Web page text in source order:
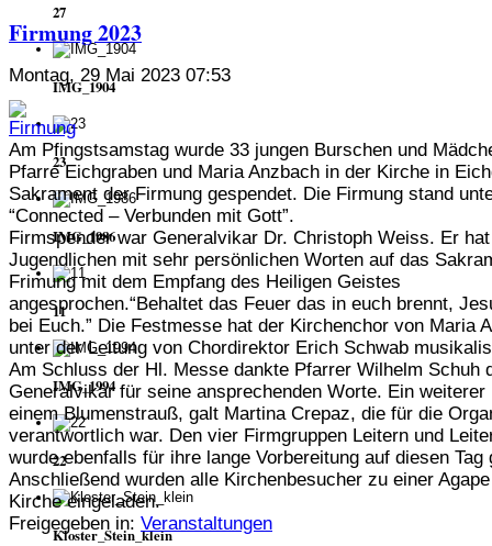
27
IMG_1904
23
IMG_1986
11
IMG_1994
22
Kloster_Stein_klein
Firmung 2023
Montag, 29 Mai 2023 07:53
Am Pfingstsamstag wurde 33 jungen Burschen und
Pfarre Eichgraben und Maria Anzbach in der Kirche in
Sakrament der Firmung gespendet. Die Firmung stand
“Connected – Verbunden mit Gott”.
Firmspender war Generalvikar Dr. Christoph Weiss. Er
Jugendlichen mit sehr persönlichen Worten auf das
Frimung mit dem Empfang des Heiligen Geistes
angesprochen.“Behaltet das Feuer das in euch brennt,
bei Euch.” Die Festmesse hat der Kirchenchor von Maria
unter der Leitung von Chordirektor Erich Schwab
Am Schluss der Hl. Messe dankte Pfarrer Wilhelm Schuh
Generalvikar für seine ansprechenden Worte. Ein weiterer
einem Blumenstrauß, galt Martina Crepaz, die für die
verantwortlich war. Den vier Firmgruppen Leitern und
wurde ebenfalls für ihre lange Vorbereitung auf diesen Tag
Anschließend wurden alle Kirchenbesucher zu einer
Kirche eingeladen.
Freigegeben in: Veranstaltungen